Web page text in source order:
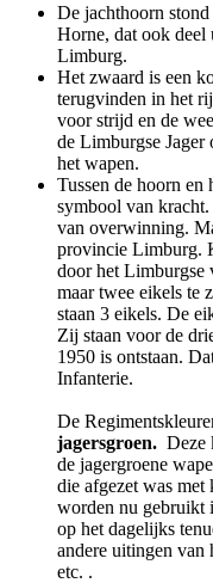
De jachthoorn
Horne, dat ook deel
Limburg.
Het zwaard is een
terugvinden in het
voor strijd en de
de Limburgse Jager
het wapen.
Tussen de hoorn
symbool van
van overwinning.
provincie Limburg.
door het Limburgse
maar twee eikels te
staan 3 eikels. De
Zij staan voor de
1950 is ontstaan.
Infanterie.
De
jagersgroen. Deze
de jagergroene
die afgezet was met
worden nu gebruikt
op het dagelijks
andere uitingen van
etc. .